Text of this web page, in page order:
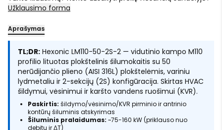
Užklausimo forma
Aprašymas
TL;DR: Hexonic LM110-50-2S-2 — vidutinio kampo M110
profilio lituotas plokštelinis šilumokaitis su 50
nerūdijančio plieno (AISI 316L) plokštelėmis, variniu
lydmetaliu ir 2-sekcijų (2S) konfigūracija. Skirtas HVAC
šildymui, vėsinimui ir karšto vandens ruošimui (KVR).
Paskirtis: šildymo/vėsinimo/KVR pirminio ir antrinio
kontūrų šiluminis atskyrimas
Šiluminis pralaidumas: ~75-160 kW (priklauso nuo
debitų ir ΔT)